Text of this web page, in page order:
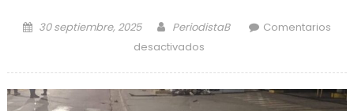
Posted on
30 septiembre, 2025 Author
PeriodistaB
Comentarios
desactivados